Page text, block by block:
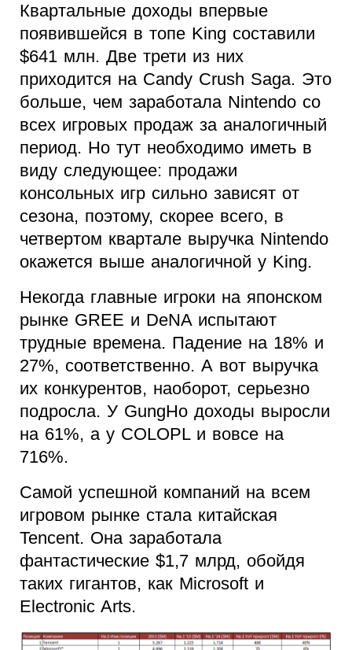
Квартальные доходы впервые
появившейся в топе King составили
$641 млн. Две трети из них
приходится на Candy Crush Saga. Это
больше, чем заработала Nintendo со
всех игровых продаж за аналогичный
период. Но тут необходимо иметь в
виду следующее: продажи
консольных игр сильно зависят от
сезона, поэтому, скорее всего, в
четвертом квартале выручка Nintendo
окажется выше аналогичной у King.
Некогда главные игроки на японском
рынке GREE и DeNA испытают
трудные времена. Падение на 18% и
27%, соответственно. А вот выручка
их конкурентов, наоборот, серьезно
подросла. У GungHo доходы выросли
на 61%, а у COLOPL и вовсе на
716%.
Самой успешной компаний на всем
игровом рынке стала китайская
Tencent. Она заработала
фантастические $1,7 млрд, обойдя
таких гигантов, как Microsoft и
Electronic Arts.